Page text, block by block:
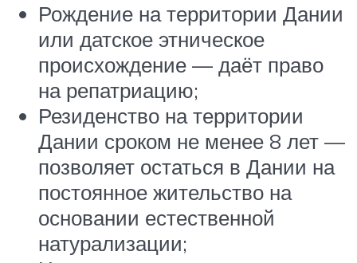
Рождение на территории Дании
или датское этническое
происхождение — даёт право
на репатриацию;
Резиденство на территории
Дании сроком не менее 8 лет —
позволяет остаться в Дании на
постоянное жительство на
основании естественной
натурализации;